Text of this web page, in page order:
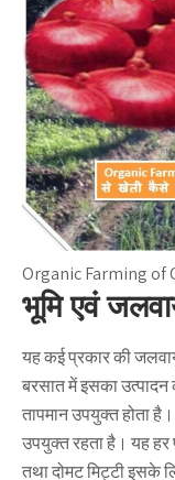
Organic Farming of
भूमि एवं
यह कई प्रकार की
बरसात में इसका
तापमान उपयुक्त होता
उपयुक्त रहता है। यह हर
तथा दोमट मिट्टी इसके